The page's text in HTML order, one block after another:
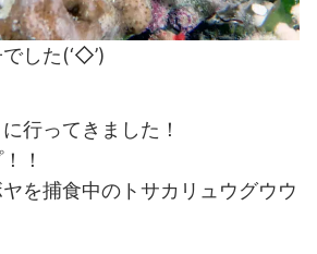
した(‘◇’)ゞ
行ってきました！
！
を捕食中のトサカリュウグウウ